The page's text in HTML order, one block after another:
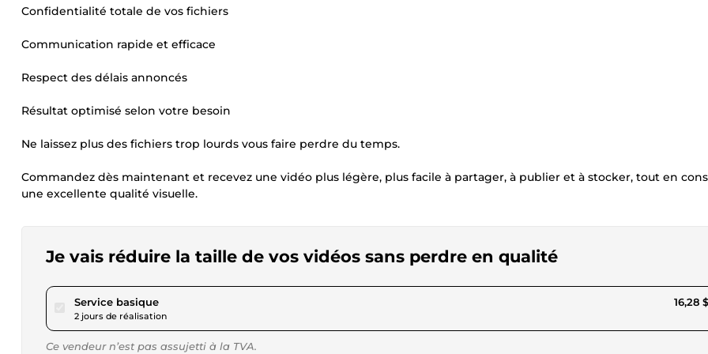
Confidentialité totale de vos fichiers
Communication rapide et efficace
Respect des délais annoncés
Résultat optimisé selon votre besoin
Ne laissez plus des fichiers trop lourds vous faire perdre du temps.
Commandez dès maintenant et recevez une vidéo plus légère, plus facile à partager, à publier et à stocker, tout en
une excellente qualité visuelle.
Je vais réduire la taille de vos vidéos sans perdre en qualité
Service basiquepour 15,00 $US
2 jours de réalisation
16,28
Ce vendeur n’est pas assujetti à la TVA.